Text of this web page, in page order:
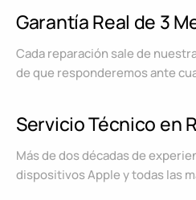
Garantía Real de 3
Cada reparación sale de
de que responderemos ante
Servicio Técnico en
Más de dos décadas de
dispositivos Apple y todas las